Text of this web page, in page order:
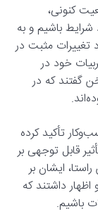
کنونی،
باشیم و به
تغییرات مثبت در
خود در
گفتند که در
تأکید کرده
قابل توجهی بر
ایشان بر
اظهار داشتند که
باشیم.